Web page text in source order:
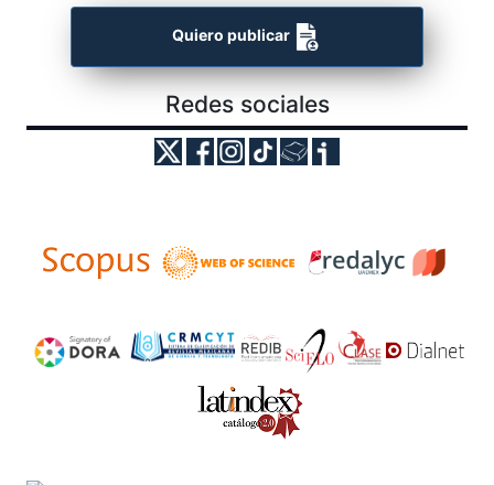
Quiero publicar
Redes sociales